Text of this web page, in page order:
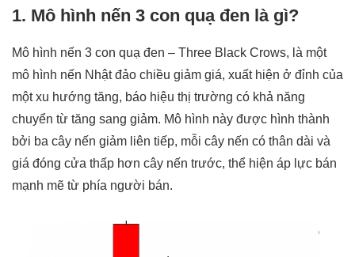
1. Mô hình nến 3 con quạ đen là gì?
Mô hình nến 3 con quạ đen – Three Black Crows, là một
mô hình nến Nhật đảo chiều giảm giá, xuất hiện ở đỉnh của
một xu hướng tăng, báo hiệu thị trường có khả năng
chuyển từ tăng sang giảm. Mô hình này được hình thành
bởi ba cây nến giảm liên tiếp, mỗi cây nến có thân dài và
giá đóng cửa thấp hơn cây nến trước, thể hiện áp lực bán
mạnh mẽ từ phía người bán.